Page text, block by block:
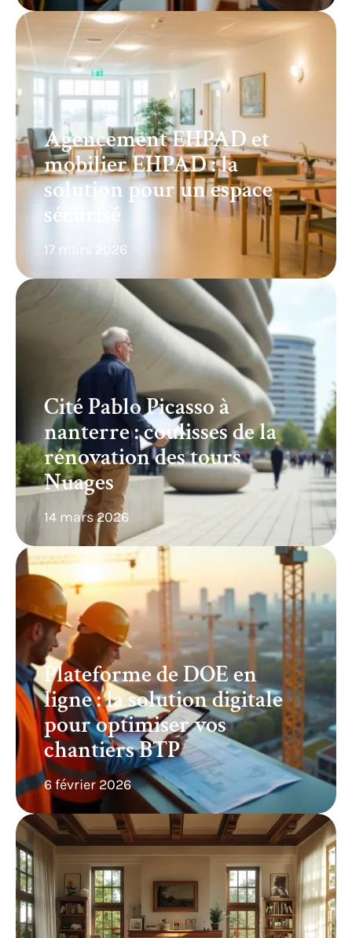
Agencement EHPAD et
mobilier EHPAD : la
solution pour un espace
sécurisé
17 mars 2026
Cité Pablo Picasso à
nanterre : coulisses de la
rénovation des tours
Nuages
14 mars 2026
Plateforme de DOE en
ligne : la solution digitale
pour optimiser vos
chantiers BTP
6 février 2026